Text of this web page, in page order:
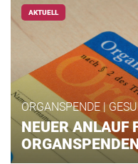
AKTUELL
ORGANSPENDE |
NEUER ANLAUF